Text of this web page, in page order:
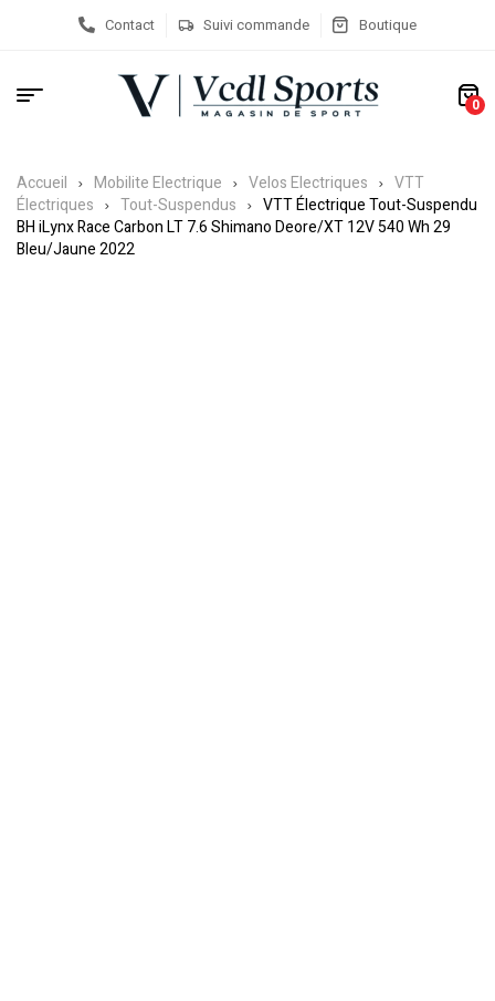
Contact Suivi commande Boutique
0
Accueil Mobilite Electrique Velos Electriques
VTT
Électriques
Tout-Suspendus
VTT Électrique Tout-Suspendu
BH iLynx Race Carbon LT 7.6 Shimano Deore/XT 12V 540 Wh 29
Bleu/Jaune 2022